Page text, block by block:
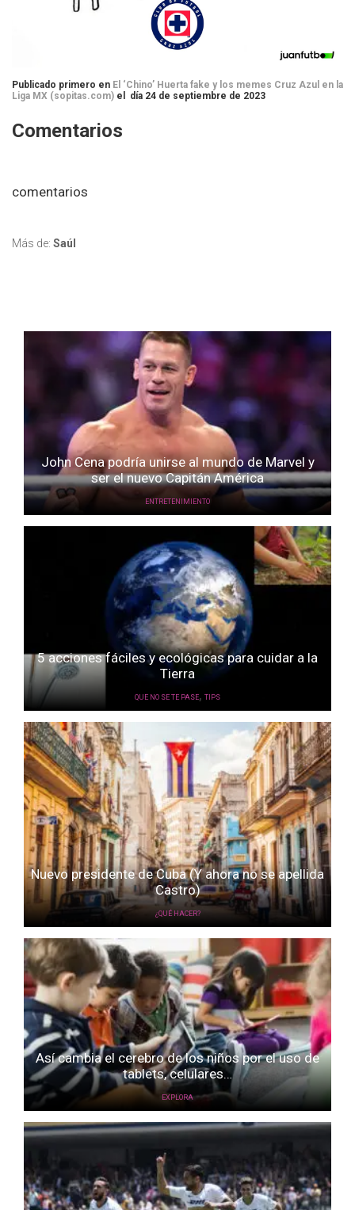
Publicado primero en El ‘Chino’ Huerta fake y los memes Cruz Azul en la
Liga MX (sopitas.com) el día 24 de septiembre de 2023
Comentarios
comentarios
Más de: Saúl
John Cena podría unirse al mundo de Marvel y
ser el nuevo Capitán América
ENTRETENIMIENTO
5 acciones fáciles y ecológicas para cuidar a la
Tierra
QUE NO SE TE PASE, TIPS
Nuevo presidente de Cuba (Y ahora no se apellida
Castro)
¿QUÉ HACER?
Así cambia el cerebro de los niños por el uso de
tablets, celulares…
EXPLORA